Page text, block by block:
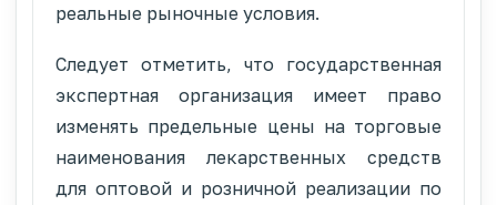
реальные рыночные условия.
Следует отметить, что государственная
экспертная организация имеет право
изменять предельные цены на торговые
наименования лекарственных средств
для оптовой и розничной реализации по